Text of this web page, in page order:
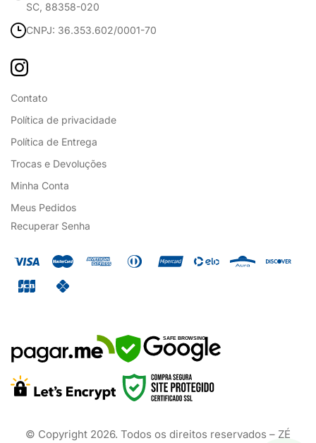
SC, 88358-020
CNPJ: 36.353.602/0001-70
Contato
Política de privacidade
Política de Entrega
Trocas e Devoluções
Minha Conta
Meus Pedidos
Recuperar Senha
SAFE BROWSING
© Copyright 2026. Todos os direitos reservados – ZÉ